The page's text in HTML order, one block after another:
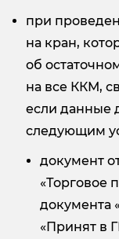
при
на кран,
об
на все ККМ,
если данные
следующим
документ
«Торговое
документа
«Принят в